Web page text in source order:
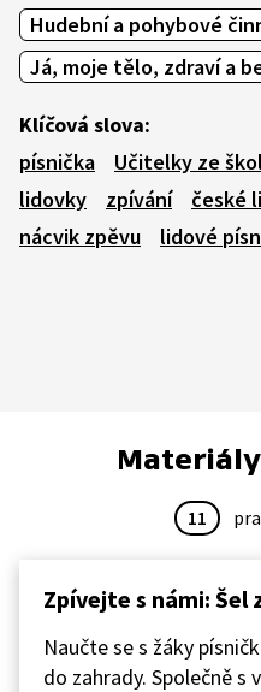
Hudební a pohybové
Já, moje tělo, zdraví a
Klíčová slova:
písnička
Učitelky ze
lidovky
zpívání
české
nácvik zpěvu
lidové
11
Zpívejte s námi: Šel
Naučte se s žáky
do zahrady. Společně